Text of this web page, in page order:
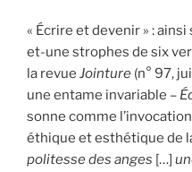
« Écrire et devenir » :
et-une strophes de six
la revue Jointure (n° 97,
une entame invariable –
sonne comme
éthique et esthétique de
politesse des anges […]